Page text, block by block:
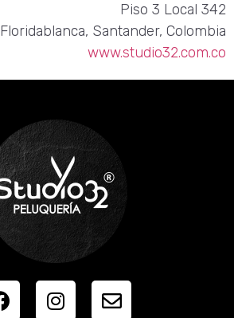
Piso 3 Local 342
Floridablanca, Santander, Colombia
www.studio32.com.co